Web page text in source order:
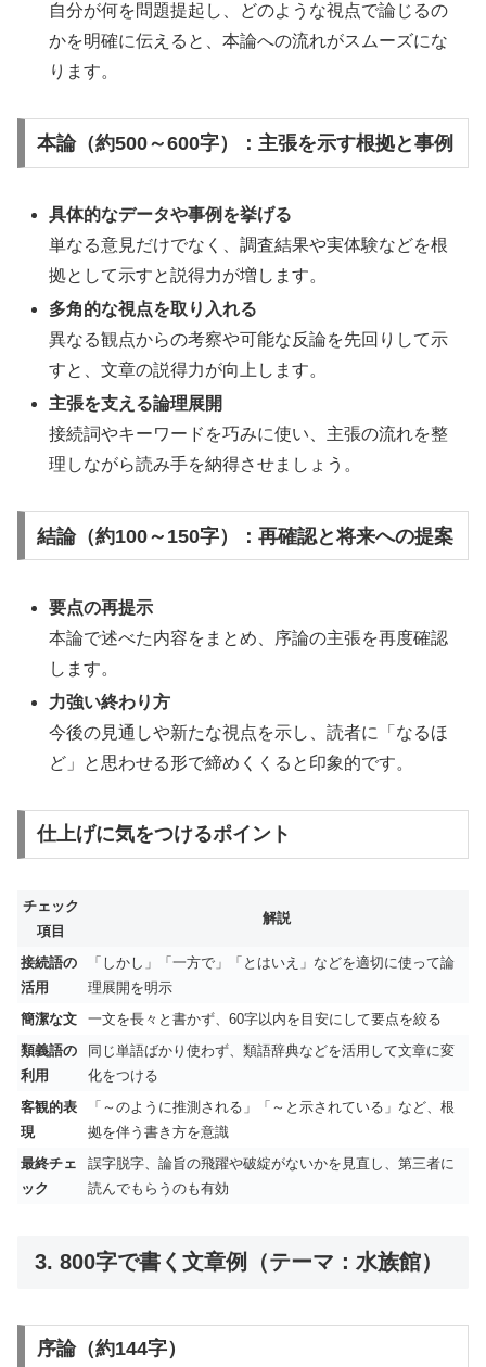
自分が何を問題提起し、どのような視点で論じるの
かを明確に伝えると、本論への流れがスムーズにな
ります。
本論（約500～600字）：主張を示す根拠と事例
具体的なデータや事例を挙げる
単なる意見だけでなく、調査結果や実体験などを根
拠として示すと説得力が増します。
多角的な視点を取り入れる
異なる観点からの考察や可能な反論を先回りして示
すと、文章の説得力が向上します。
主張を支える論理展開
接続詞やキーワードを巧みに使い、主張の流れを整
理しながら読み手を納得させましょう。
結論（約100～150字）：再確認と将来への提案
要点の再提示
本論で述べた内容をまとめ、序論の主張を再度確認
します。
力強い終わり方
今後の見通しや新たな視点を示し、読者に「なるほ
ど」と思わせる形で締めくくると印象的です。
仕上げに気をつけるポイント
チェック
項目
解説
接続語の
活用
「しかし」「一方で」「とはいえ」などを適切に使って論
理展開を明示
簡潔な文
一文を長々と書かず、60字以内を目安にして要点を絞る
類義語の
利用
同じ単語ばかり使わず、類語辞典などを活用して文章に変
化をつける
客観的表
現
「～のように推測される」「～と示されている」など、根
拠を伴う書き方を意識
最終チェ
ック
誤字脱字、論旨の飛躍や破綻がないかを見直し、第三者に
読んでもらうのも有効
3. 800字で書く文章例（テーマ：水族館）
序論（約144字）